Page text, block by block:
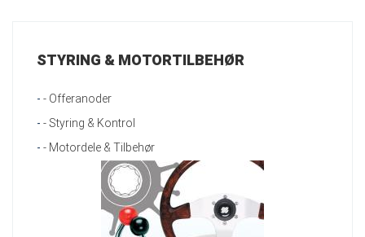
STYRING & MOTORTILBEHØR
-- Offeranoder
-- Styring & Kontrol
-- Motordele & Tilbehør